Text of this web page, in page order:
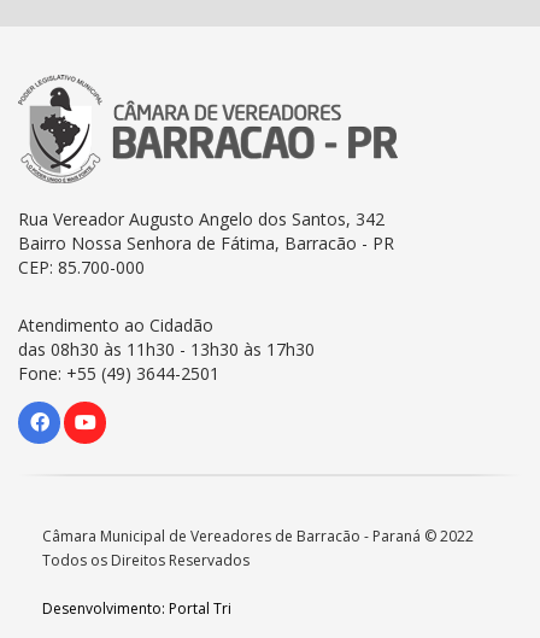
Rua Vereador Augusto Angelo dos Santos, 342
Bairro Nossa Senhora de Fátima, Barracão - PR
CEP: 85.700-000
Atendimento ao Cidadão
das 08h30 às 11h30 - 13h30 às 17h30
Fone: +55 (49) 3644-2501
Câmara Municipal de Vereadores de Barracão - Paraná © 2022
Todos os Direitos Reservados
Desenvolvimento: Portal Tri